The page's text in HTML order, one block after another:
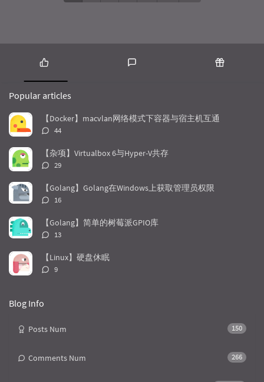
P
p
u
l
a
r
a
r
t
i
e
e
s
o
m
t
Popular articles
【Docker】macvlan网络模式下容器与宿主机互通
评
数：
44
【杂项】Virtualbox 6与Hyper-V共存
评
数：
29
【Golang】Golang在Windows上获取管理员权限
评
数：
16
【Golang】简单的树莓派GPIO库
评
数：
13
【Linux】硬盘休眠
评
9
Blog Info
150
Posts Num
266
Comments Num